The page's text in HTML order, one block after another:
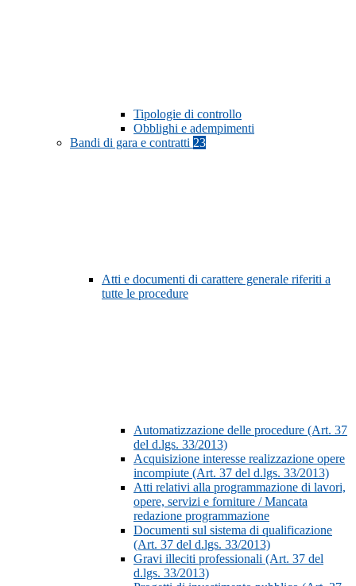
Tipologie di controllo
Obblighi e adempimenti
Bandi di gara e contratti 23
Atti e documenti di carattere generale riferiti a
tutte le procedure
Automatizzazione delle procedure (Art. 37
del d.lgs. 33/2013)
Acquisizione interesse realizzazione opere
incompiute (Art. 37 del d.lgs. 33/2013)
Atti relativi alla programmazione di lavori,
opere, servizi e forniture / Mancata
redazione programmazione
Documenti sul sistema di qualificazione
(Art. 37 del d.lgs. 33/2013)
Gravi illeciti professionali (Art. 37 del
d.lgs. 33/2013)